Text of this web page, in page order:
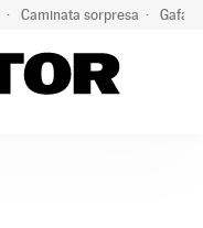
Caminata sorpresa Gafas